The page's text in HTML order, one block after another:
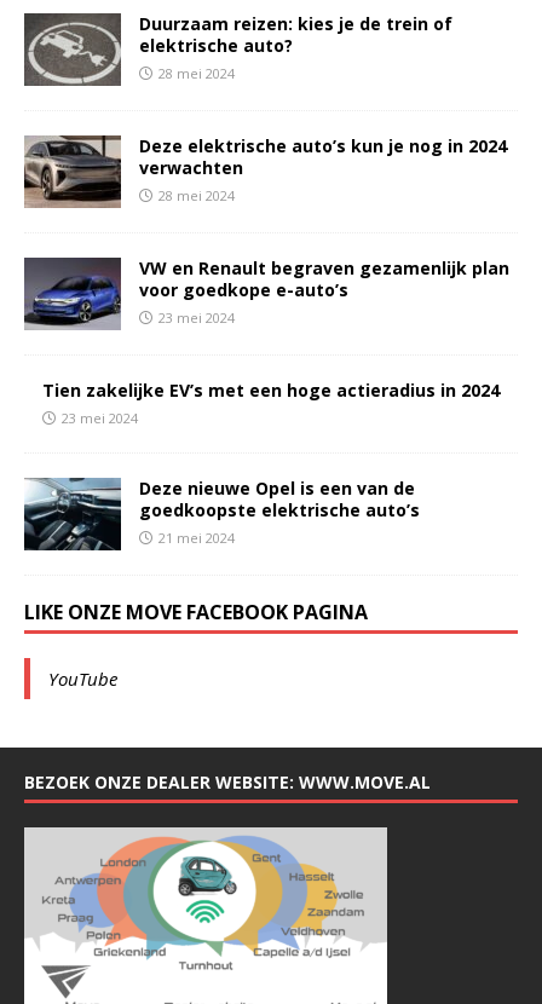
Duurzaam reizen: kies je de trein of
elektrische auto?
28 mei 2024
Deze elektrische auto’s kun je nog in 2024
verwachten
28 mei 2024
VW en Renault begraven gezamenlijk plan
voor goedkope e-auto’s
23 mei 2024
Tien zakelijke EV’s met een hoge actieradius in 2024
23 mei 2024
Deze nieuwe Opel is een van de
goedkoopste elektrische auto’s
21 mei 2024
LIKE ONZE MOVE FACEBOOK PAGINA
YouTube
BEZOEK ONZE DEALER WEBSITE: WWW.MOVE.AL